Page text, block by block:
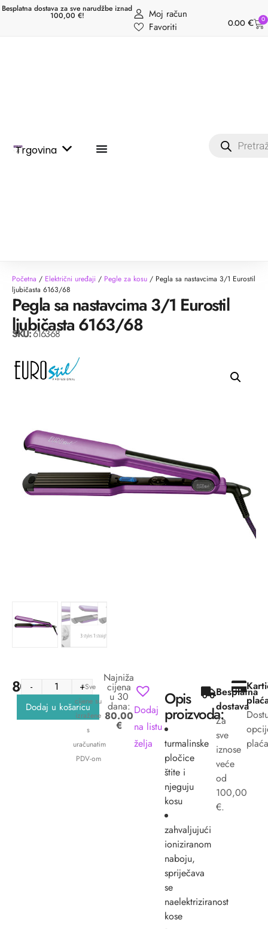
Besplatna dostava za sve narudžbe iznad
100,00 €!
Moj račun
Favoriti
0.00 € 0
Trgovina
Početna / Električni uređaji / Pegle za kosu / Pegla sa nastavcima 3/1 Eurostil
ljubičasta 6163/68
Pegla sa nastavcima 3/1 Eurostil
ljubičasta 6163/68
SKU:6163-68
80.00 €
-
+
Dodaj u košaricu
*Sve
cijene su
izražene
s
uračunatim
PDV-om
Najniža
cijena
u 30
dana:
80.00
€
Dodaj
na listu
želja
Opis
proizvoda:
turmalinske
pločice
štite i
njeguju
kosu
zahvaljujući
ioniziranom
naboju,
spriječava
se
naelektriziranost
kose
Besplatna
dostava
Za
sve
iznose
veće
od
100,00
€.